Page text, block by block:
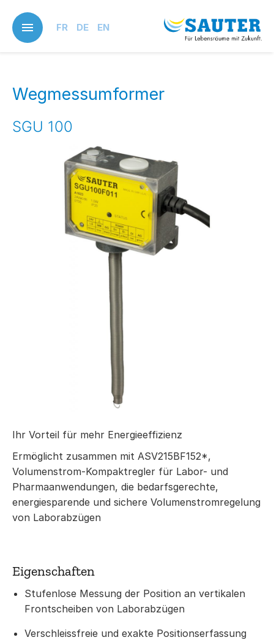
main
content
FR DE EN
Wegmessumformer
SGU 100
Ihr Vorteil für mehr Energieeffizienz
Ermöglicht zusammen mit ASV215BF152*,
Volumenstrom-Kompaktregler für Labor- und
Pharmaanwendungen, die bedarfsgerechte,
energiesparende und sichere Volumenstromregelung
von Laborabzügen
Eigenschaften
Stufenlose Messung der Position an vertikalen
Frontscheiben von Laborabzügen
Verschleissfreie und exakte Positionserfassung